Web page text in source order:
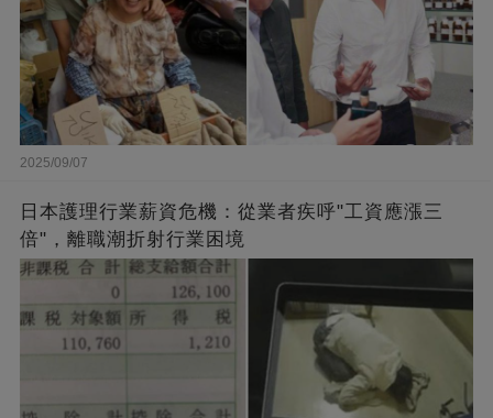
2025/09/07
日本護理行業薪資危機：從業者疾呼"工資應漲三
倍"，離職潮折射行業困境